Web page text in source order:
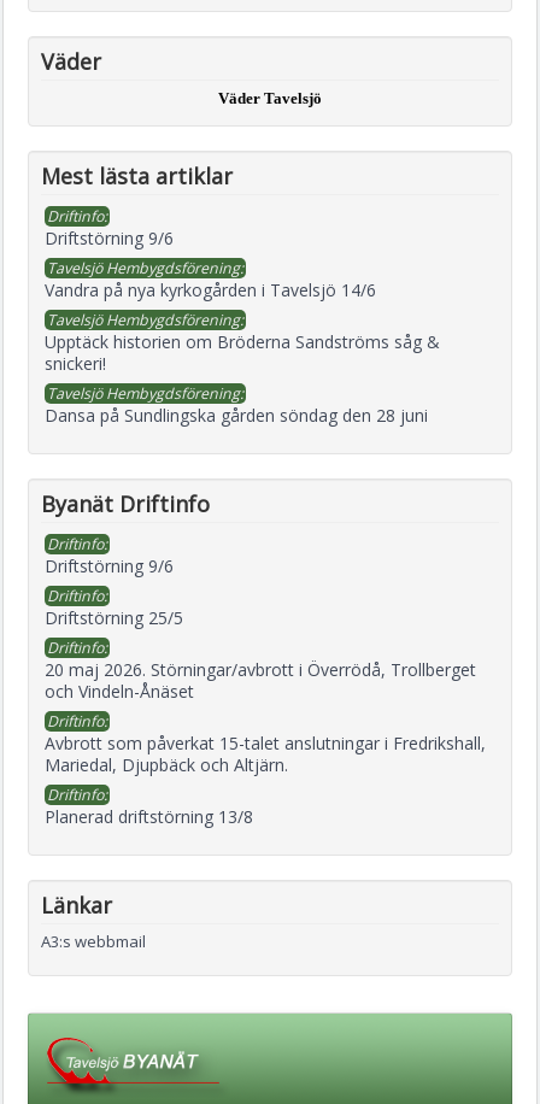
Väder
Väder Tavelsjö
Mest lästa artiklar
Driftinfo:
Driftstörning 9/6
Tavelsjö Hembygdsförening:
Vandra på nya kyrkogården i Tavelsjö 14/6
Tavelsjö Hembygdsförening:
Upptäck historien om Bröderna Sandströms såg &
snickeri!
Tavelsjö Hembygdsförening:
Dansa på Sundlingska gården söndag den 28 juni
Byanät Driftinfo
Driftinfo:
Driftstörning 9/6
Driftinfo:
Driftstörning 25/5
Driftinfo:
20 maj 2026. Störningar/avbrott i Överrödå, Trollberget
och Vindeln-Ånäset
Driftinfo:
Avbrott som påverkat 15-talet anslutningar i Fredrikshall,
Mariedal, Djupbäck och Altjärn.
Driftinfo:
Planerad driftstörning 13/8
Länkar
A3:s webbmail